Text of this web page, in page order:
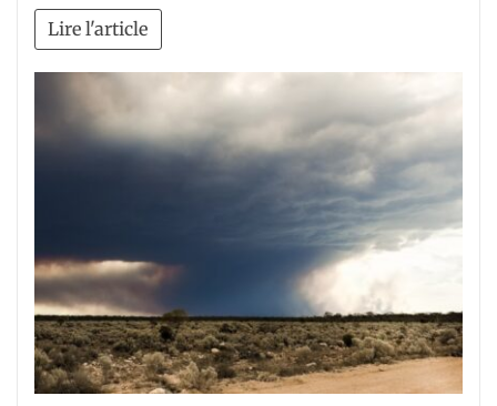
Lire l'article